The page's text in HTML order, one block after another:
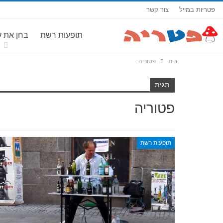
פטריות במייל צור קשר
תופעות רשת בחן את
בית פטוריה
תגית
פטוריה
תופעות רשת